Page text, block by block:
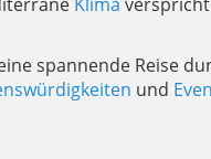
spannende Reise
und